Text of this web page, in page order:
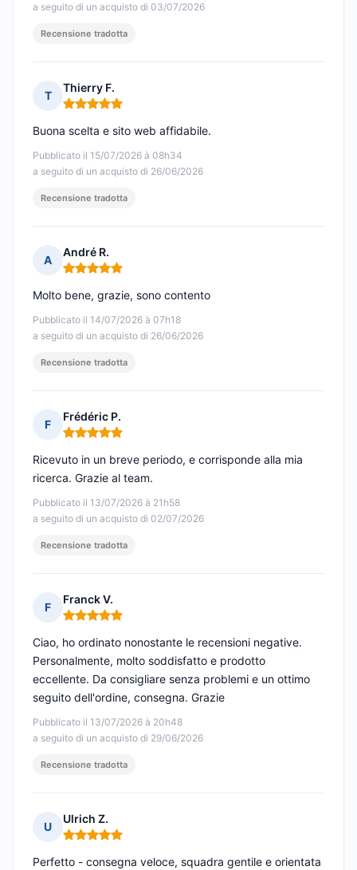
a seguito di un acquisto di 03/07/2026
Recensione tradotta
T
Thierry F.
Nota: 5 su 5
Pubblicato il 15/07/2026 à 08h34
a seguito di un acquisto di 26/06/2026
Buona scelta e sito web affidabile.
Recensione tradotta
A
André R.
Nota: 5 su 5
Pubblicato il 14/07/2026 à 07h18
a seguito di un acquisto di 26/06/2026
Molto bene, grazie, sono contento
Recensione tradotta
F
Frédéric P.
Nota: 5 su 5
Pubblicato il 13/07/2026 à 21h58
a seguito di un acquisto di 02/07/2026
Ricevuto in un breve periodo, e corrisponde alla mia
ricerca. Grazie al team.
Recensione tradotta
F
Franck V.
Nota: 5 su 5
Pubblicato il 13/07/2026 à 20h48
a seguito di un acquisto di 29/06/2026
Ciao, ho ordinato nonostante le recensioni negative.
Personalmente, molto soddisfatto e prodotto
eccellente. Da consigliare senza problemi e un ottimo
seguito dell'ordine, consegna. Grazie
Recensione tradotta
U
Ulrich Z.
Nota: 5 su 5
Perfetto - consegna veloce, squadra gentile e orientata